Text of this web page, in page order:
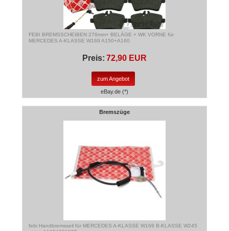
FEBI BREMSSCHEIBEN 276mm+ BELÄGE + WK VORNE für
MERCEDES A-KLASSE W169 A150+A160
Preis: 72,90 EUR
zum Angebot
eBay.de (*)
Bremszüge
febi Handbremsseil für MERCEDES A-KLASSE W169 B-KLASSE W245